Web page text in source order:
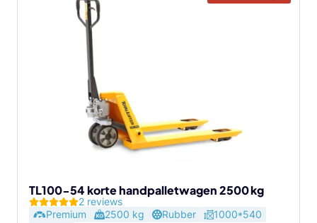
TL100-54 korte handpalletwagen 2500 kg
2 reviews
Premium
2500 kg Rubber
1000*540